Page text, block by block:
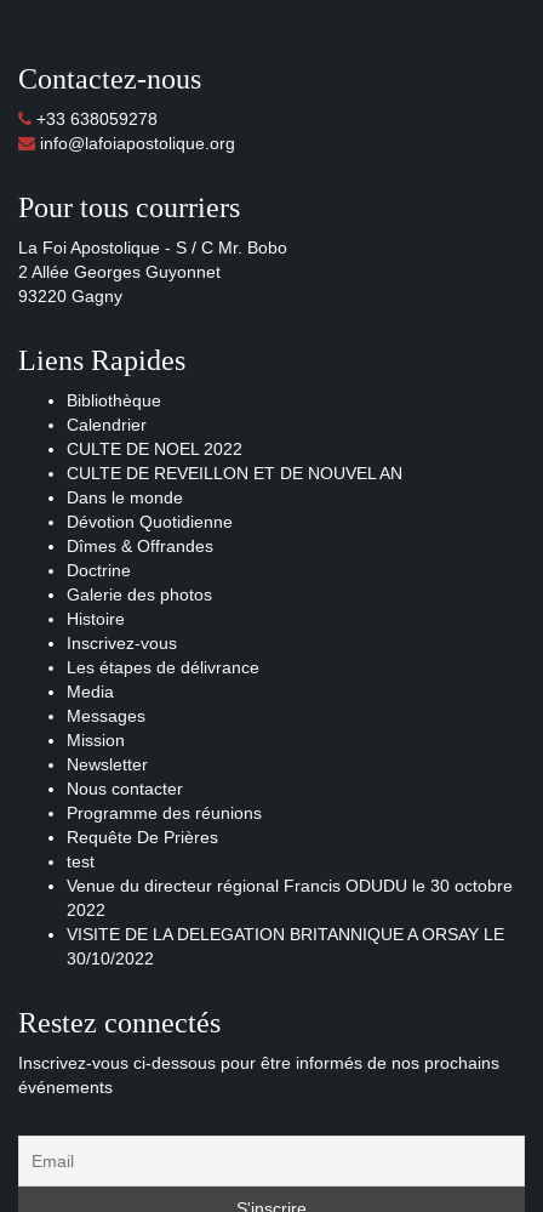
Contactez-nous
+33 638059278
info@lafoiapostolique.org
Pour tous courriers
La Foi Apostolique - S / C Mr. Bobo
2 Allée Georges Guyonnet
93220 Gagny
Liens Rapides
Bibliothèque
Calendrier
CULTE DE NOEL 2022
CULTE DE REVEILLON ET DE NOUVEL AN
Dans le monde
Dévotion Quotidienne
Dîmes & Offrandes
Doctrine
Galerie des photos
Histoire
Inscrivez-vous
Les étapes de délivrance
Media
Messages
Mission
Newsletter
Nous contacter
Programme des réunions
Requête De Prières
test
Venue du directeur régional Francis ODUDU le 30 octobre
2022
VISITE DE LA DELEGATION BRITANNIQUE A ORSAY LE
30/10/2022
Restez connectés
Inscrivez-vous ci-dessous pour être informés de nos prochains
événements